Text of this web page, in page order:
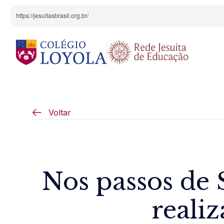
https://jesuitasbrasil.org.br/
Pedagogia Inaciana
Arte e Cultura
Voltar
Nos passos